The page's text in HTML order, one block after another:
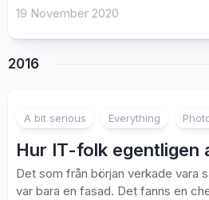
19 November 2020
2016
A bit serious Everything
Hur IT-folk egentligen
Det som från början verkade vara
var bara en fasad. Det fanns en